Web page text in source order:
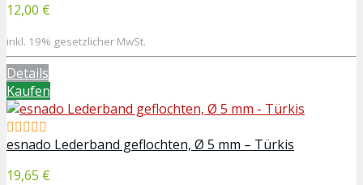
12,00 €
inkl. 19% gesetzlicher MwSt.
Details
Kaufen
esnado Lederband geflochten, Ø 5 mm – Türkis
19,65 €